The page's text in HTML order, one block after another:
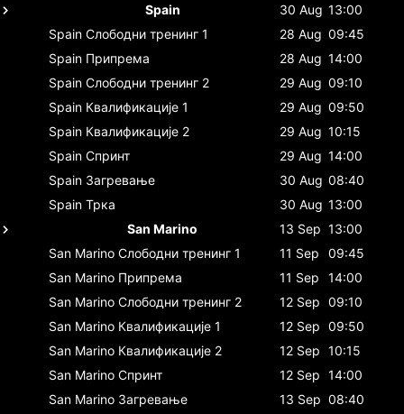
Spain
30 Aug 13:00
Spain Слободни тренинг 1 28 Aug 09:45
Spain Припрема 28 Aug 14:00
Spain Слободни тренинг 2 29 Aug 09:10
Spain Квалификације 1 29 Aug 09:50
Spain Квалификације 2 29 Aug 10:15
Spain Спринт 29 Aug 14:00
Spain Загревање 30 Aug 08:40
Spain Трка 30 Aug 13:00
San Marino
13 Sep 13:00
San Marino Слободни тренинг 1 11 Sep
09:45
San Marino Припрема 11 Sep
14:00
San Marino Слободни тренинг 2 12 Sep 09:10
San Marino Квалификације 1 12 Sep 09:50
San Marino Квалификације 2 12 Sep 10:15
San Marino Спринт 12 Sep 14:00
San Marino Загревање 13 Sep 08:40